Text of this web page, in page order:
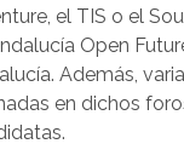
el TIS o el
Open
Además,
en dichos